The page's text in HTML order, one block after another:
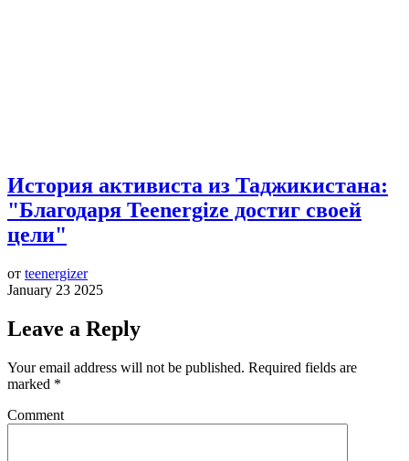
История активиста из Таджикистана:
"Благодаря Teenergize достиг своей
цели"
от teenergizer
January 23 2025
Leave a Reply
Your email address will not be published. Required fields are
marked *
Comment